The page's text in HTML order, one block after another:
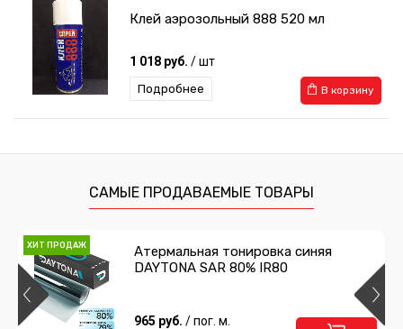
Клей аэрозольный 888 520 мл
1 018 руб. / шт
В корзину
Подробнее
360 руб./ шт
360 руб./ шт
САМЫЕ ПРОДАВАЕМЫЕ ТОВАРЫ
ХИТ ПРОДАЖ
Атермальная тонировка синяя
DAYTONA SAR 80% IR80
965 руб. / пог. м.